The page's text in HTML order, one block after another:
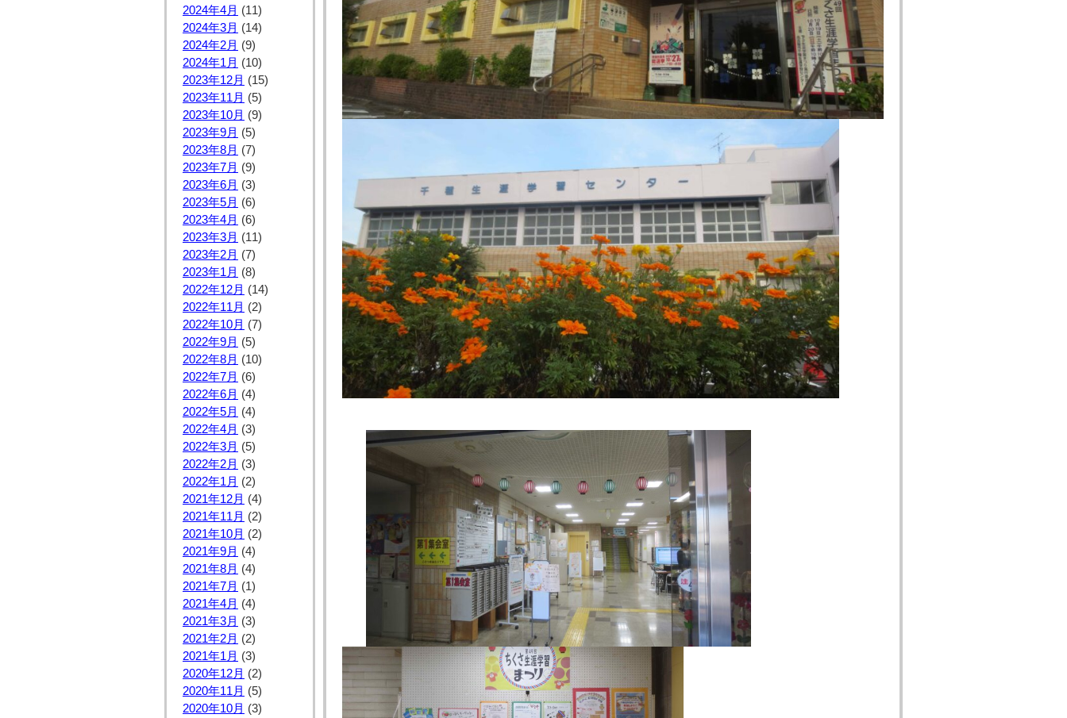
2024年4月 (11)
2024年3月 (14)
2024年2月 (9)
2024年1月 (10)
2023年12月 (15)
2023年11月 (5)
2023年10月 (9)
2023年9月 (5)
2023年8月 (7)
2023年7月 (9)
2023年6月 (3)
2023年5月 (6)
2023年4月 (6)
2023年3月 (11)
2023年2月 (7)
2023年1月 (8)
2022年12月 (14)
2022年11月 (2)
2022年10月 (7)
2022年9月 (5)
2022年8月 (10)
2022年7月 (6)
2022年6月 (4)
2022年5月 (4)
2022年4月 (3)
2022年3月 (5)
2022年2月 (3)
2022年1月 (2)
2021年12月 (4)
2021年11月 (2)
2021年10月 (2)
2021年9月 (4)
2021年8月 (4)
2021年7月 (1)
2021年4月 (4)
2021年3月 (3)
2021年2月 (2)
2021年1月 (3)
2020年12月 (2)
2020年11月 (5)
2020年10月 (3)